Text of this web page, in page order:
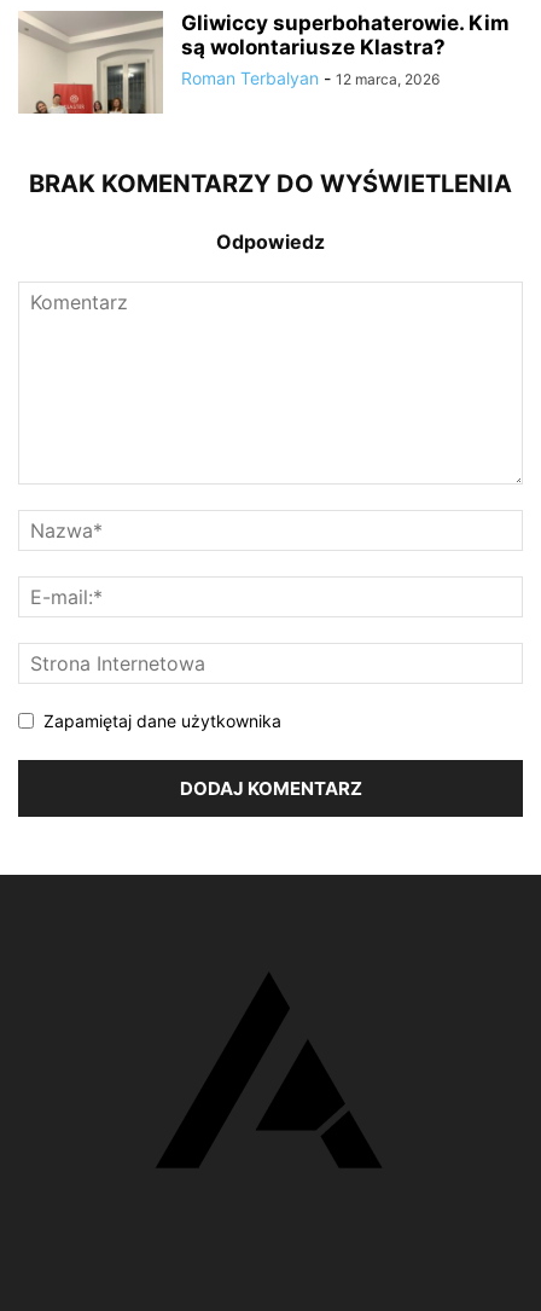
Gliwiccy superbohaterowie. Kim
są wolontariusze Klastra?
Roman Terbalyan - 12 marca, 2026
BRAK KOMENTARZY DO WYŚWIETLENIA
Odpowiedz
Zapamiętaj dane użytkownika